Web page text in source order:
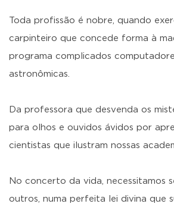
Toda profissão é nobre, quando
carpinteiro que concede forma à
programa complicados
astronômicas.
Da professora que desvenda os
para olhos e ouvidos ávidos por
cientistas que ilustram nossas
No concerto da vida, necessitamos
outros, numa perfeita lei divina que